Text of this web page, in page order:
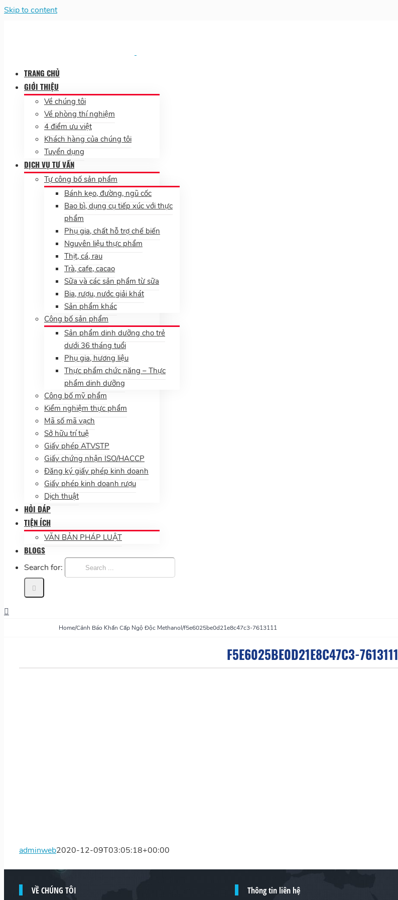
Skip to content
TRANG CHỦ
GIỚI THIỆU
Về chúng tôi
Về phòng thí nghiệm
4 điểm ưu việt
Khách hàng của chúng tôi
Tuyển dụng
DỊCH VỤ TƯ VẤN
Tự công bố sản phẩm
Bánh kẹo, đường, ngũ cốc
Bao bì, dụng cụ tiếp xúc với thực
phẩm
Phụ gia, chất hỗ trợ chế biến
Nguyên liệu thực phẩm
Thịt, cá, rau
Trà, cafe, cacao
Sữa và các sản phẩm từ sữa
Bia, rượu, nước giải khát
Sản phẩm khác
Công bố sản phẩm
Sản phẩm dinh dưỡng cho trẻ
dưới 36 tháng tuổi
Phụ gia, hương liệu
Thực phẩm chức năng – Thực
phẩm dinh dưỡng
Công bố mỹ phẩm
Kiểm nghiệm thực phẩm
Mã số mã vạch
Sở hữu trí tuệ
Giấy phép ATVSTP
Giấy chứng nhận ISO/HACCP
Đăng ký giấy phép kinh doanh
Giấy phép kinh doanh rượu
Dịch thuật
HỎI ĐÁP
TIỆN ÍCH
VĂN BẢN PHÁP LUẬT
BLOGS
Search for:
Home/Cảnh Báo Khẩn Cấp Ngộ Độc Methanol/f5e6025be0d21e8c47c3-7613111
F5E6025BE0D21E8C47C3-7613111
adminweb2020-12-09T03:05:18+00:00
VỀ CHÚNG TÔI Thông tin liên hệ